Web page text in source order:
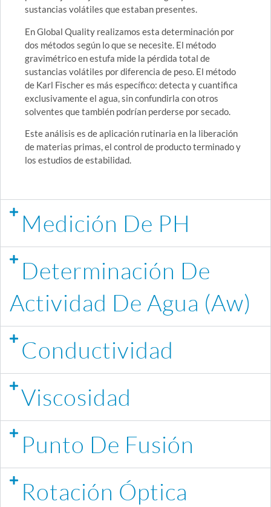
sustancias volátiles que estaban presentes.
En Global Quality realizamos esta determinación por
dos métodos según lo que se necesite. El método
gravimétrico en estufa mide la pérdida total de
sustancias volátiles por diferencia de peso. El método
de Karl Fischer es más específico: detecta y cuantifica
exclusivamente el agua, sin confundirla con otros
solventes que también podrían perderse por secado.
Este análisis es de aplicación rutinaria en la liberación
de materias primas, el control de producto terminado y
los estudios de estabilidad.
Medición De PH
Determinación De
Actividad De Agua (Aw)
Conductividad
Viscosidad
Punto De Fusión
Rotación Óptica